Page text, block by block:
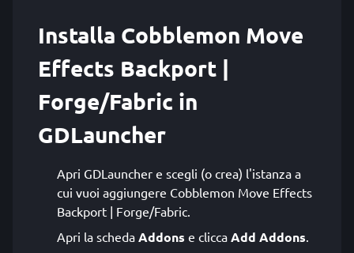
Installa Cobblemon Move
Effects Backport |
Forge/Fabric in
GDLauncher
Apri GDLauncher e scegli (o crea) l'istanza a
cui vuoi aggiungere Cobblemon Move Effects
Backport | Forge/Fabric.
Apri la scheda Addons e clicca Add Addons.